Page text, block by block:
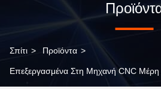
Σπίτι > Προϊόντα >
Επεξεργασμένα Στη Μηχανή CNC Μέρη